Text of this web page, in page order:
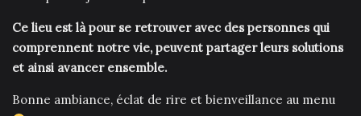
Ce lieu est là pour se retrouver avec des personnes qui
comprennent notre vie, peuvent partager leurs solutions
et ainsi avancer ensemble.
Bonne ambiance, éclat de rire et bienveillance au menu